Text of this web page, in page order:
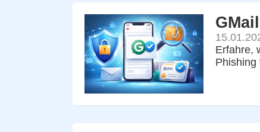
Erfahre,
Phishing